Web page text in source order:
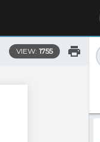
VIEW: 1755